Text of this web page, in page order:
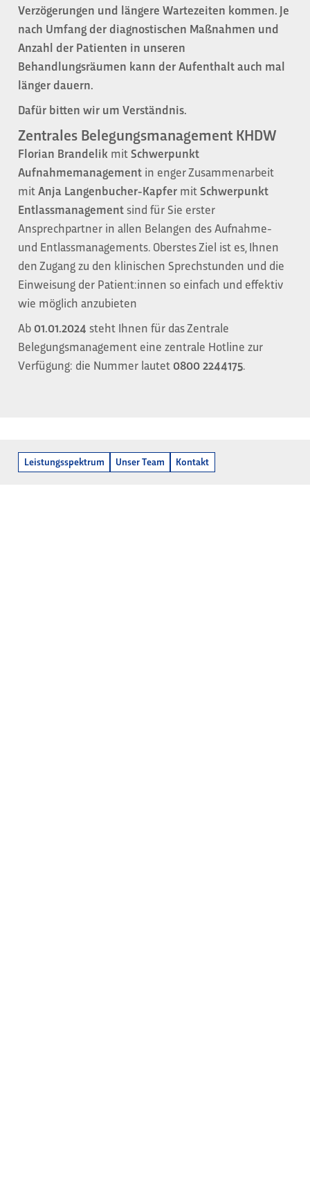
Leistungsspektrum Unser Team Kontakt
Verzögerungen und längere Wartezeiten kommen. Je
nach Umfang der diagnostischen Maßnahmen und
Anzahl der Patienten in unseren
Behandlungsräumen kann der Aufenthalt auch mal
länger dauern.
Dafür bitten wir um Verständnis.
Zentrales Belegungsmanagement KHDW
Florian Brandelik mitSchwerpunkt
Aufnahmemanagement in enger Zusammenarbeit
mitAnja Langenbucher-Kapfer mitSchwerpunkt
Entlassmanagementsind für Sie erster
Ansprechpartner in allen Belangen des Aufnahme-
und Entlassmanagements. Oberstes Ziel ist es, Ihnen
den Zugang zu den klinischen Sprechstunden und die
Einweisung der Patient:innen so einfach und effektiv
wie möglich anzubieten
Ab 01.01.2024 steht Ihnen für das Zentrale
Belegungsmanagement eine zentrale Hotline zur
Verfügung: die Nummer lautet 0800 2244175.
Unser Team